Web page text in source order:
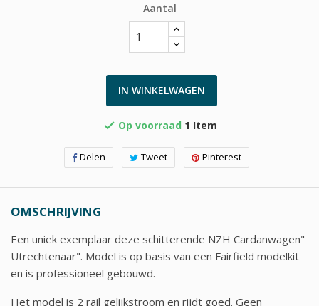
Aantal
IN WINKELWAGEN
 Op voorraad 1 Item
Delen Tweet Pinterest
OMSCHRIJVING
Een uniek exemplaar deze schitterende NZH Cardanwagen"
Utrechtenaar". Model is op basis van een Fairfield modelkit
en is professioneel gebouwd.
Het model is 2 rail gelijkstroom en rijdt goed. Geen